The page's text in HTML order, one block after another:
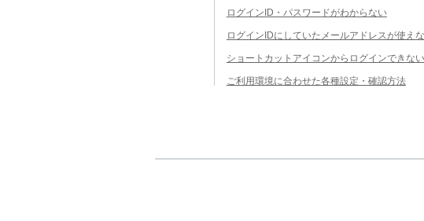
ログインID・パスワードがわからない
ログインIDにしていたメールアドレスが使え
ショートカットアイコンからログインできない
ご利用環境に合わせた各種設定・確認方法